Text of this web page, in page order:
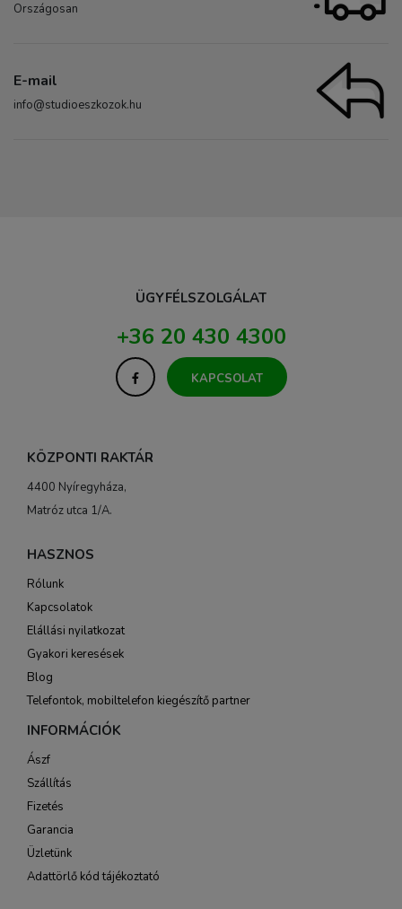
Országosan
E-mail
info@studioeszkozok.hu
ÜGYFÉLSZOLGÁLAT
+36 20 430 4300
KAPCSOLAT
KÖZPONTI RAKTÁR
4400 Nyíregyháza,
Matróz utca 1/A.
HASZNOS
Rólunk
Kapcsolatok
Elállási nyilatkozat
Gyakori keresések
Blog
Telefontok, mobiltelefon kiegészítő partner
INFORMÁCIÓK
Ászf
Szállítás
Fizetés
Garancia
Üzletünk
Adattörlő kód tájékoztató